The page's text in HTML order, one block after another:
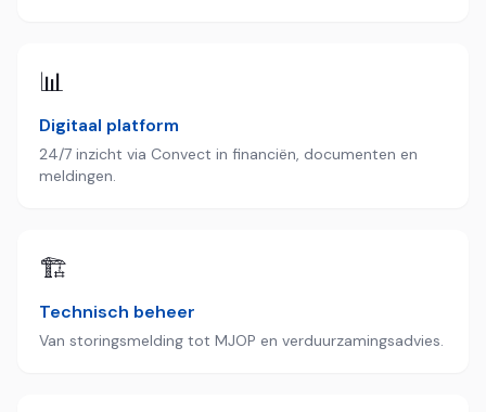
📊
Digitaal platform
24/7 inzicht via Convect in financiën, documenten en
meldingen.
🏗️
Technisch beheer
Van storingsmelding tot MJOP en verduurzamingsadvies.